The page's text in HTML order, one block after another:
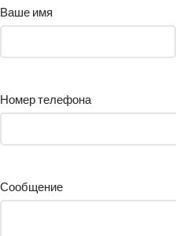
Ваше имя
Номер телефона
Сообщение